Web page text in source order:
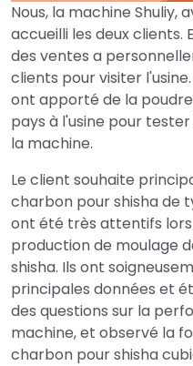
Nous, la machine Shuliy,
accueilli les deux clients.
des ventes a
clients pour visiter
ont apporté de la
pays à l'usine pour
la machine.
Le client souhaite
charbon pour shisha de
ont été très attentifs
production de moulage
shisha. Ils ont
principales données et
des questions sur la
machine, et observé la
charbon pour shisha